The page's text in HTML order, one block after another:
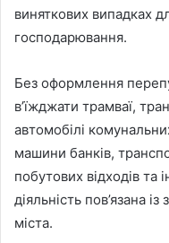
виняткових випадках
господарювання.
Без оформлення
в’їжджати трамваї,
автомобілі
машини банків,
побутових відходів та
діяльність пов’язана
міста.